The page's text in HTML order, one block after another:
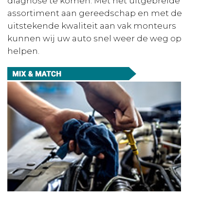
assortiment aan gereedschap en met de
uitstekende kwaliteit aan vak monteurs
kunnen wij uw auto snel weer de weg op
helpen.